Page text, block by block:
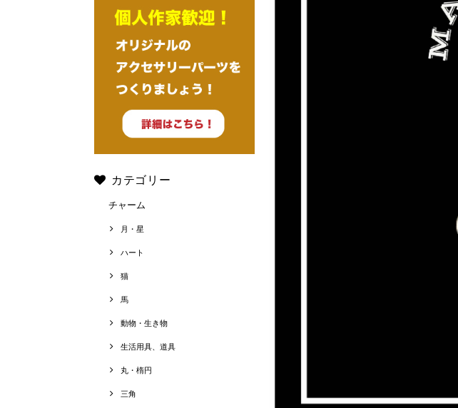
カテゴリー
チャーム
月・星
ハート
猫
馬
動物・生き物
生活用具、道具
丸・楕円
三角